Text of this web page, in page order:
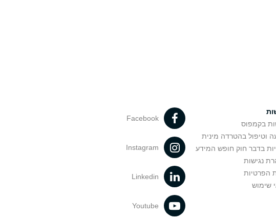
בקמפוס
וטיפול בהטרדה מינית
בדבר חוק חופש המידע
נגישות
הפרטיות
שימוש
Facebook
Instagram
Linkedin
Youtube